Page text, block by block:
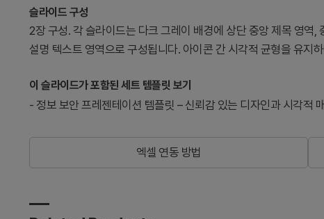
슬라이드 구성
2장 구성. 각 슬라이드는 다크 그레이 배경에 상단 중앙 제목 영역,
설명 텍스트 영역으로 구성됩니다. 아이콘 간 시각적 균형을 유지
이 슬라이드가 포함된 세트 템플릿 보기
- 정보 보안 프레젠테이션 템플릿 – 신뢰감 있는 디자인과 시각적
엑셀 연동 방법